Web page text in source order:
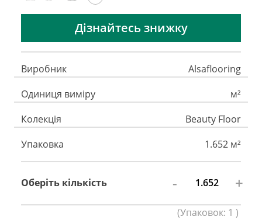
Дізнайтесь знижку
Виробник
Alsaflooring
Одиниця виміру
м²
Колекція
Beauty Floor
Упаковка
1.652 м²
Оберіть кількість - +
(Упаковок: 1 )